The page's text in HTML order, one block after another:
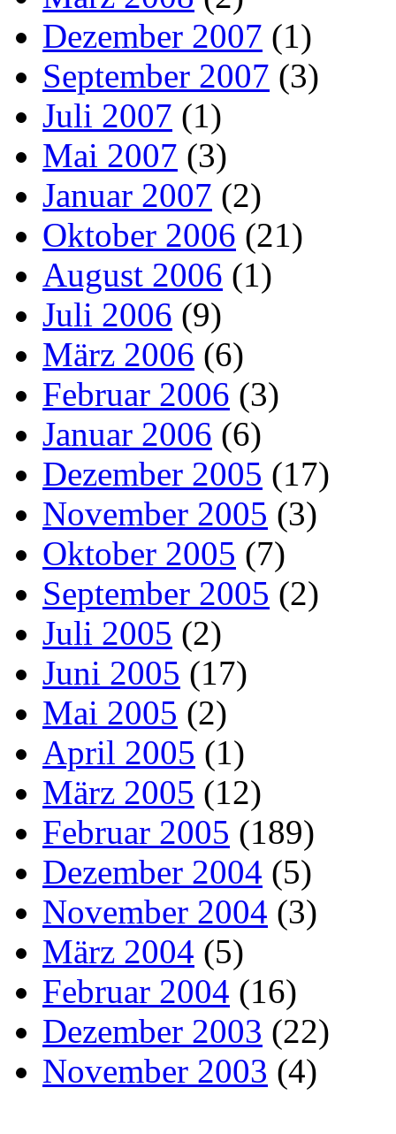
Dezember 2007 (1)
September 2007 (3)
Juli 2007 (1)
Mai 2007 (3)
Januar 2007 (2)
Oktober 2006 (21)
August 2006 (1)
Juli 2006 (9)
März 2006 (6)
Februar 2006 (3)
Januar 2006 (6)
Dezember 2005 (17)
November 2005 (3)
Oktober 2005 (7)
September 2005 (2)
Juli 2005 (2)
Juni 2005 (17)
Mai 2005 (2)
April 2005 (1)
März 2005 (12)
Februar 2005 (189)
Dezember 2004 (5)
November 2004 (3)
März 2004 (5)
Februar 2004 (16)
Dezember 2003 (22)
November 2003 (4)